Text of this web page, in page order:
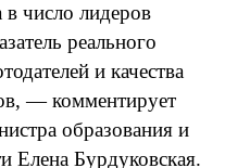
число лидеров
реального
и качества
— комментирует
образования и
Елена Бурдуковская.